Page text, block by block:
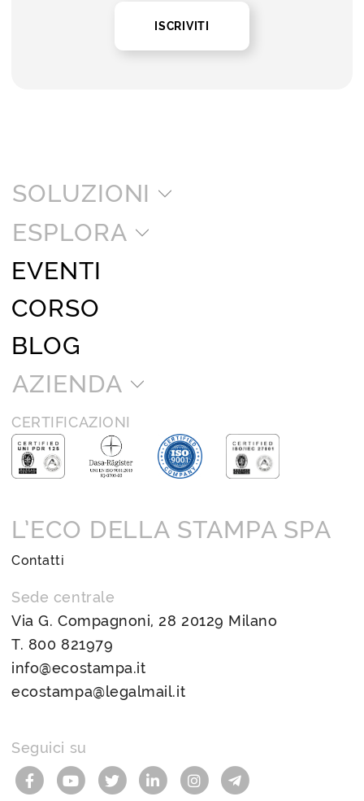
ISCRIVITI
SOLUZIONI
ESPLORA
EVENTI
CORSO
BLOG
AZIENDA
CERTIFICAZIONI
L’ECO DELLA STAMPA SPA
Contatti
Sede centrale
Via G. Compagnoni, 28 20129 Milano
T. 800 821979
info@ecostampa.it
ecostampa@legalmail.it
Seguici su